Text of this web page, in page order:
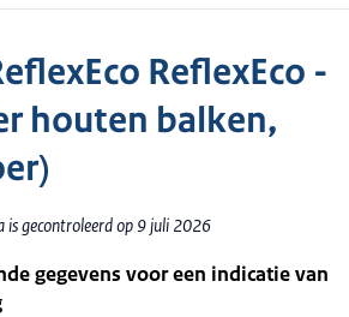
ReflexEco -
houten balken,
is gecontroleerd op 9 juli 2026
gegevens voor een indicatie van